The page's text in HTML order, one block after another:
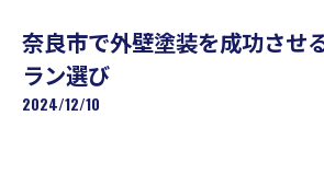
奈良市で外壁塗装を成功させ
ラン選び
2024/12/10